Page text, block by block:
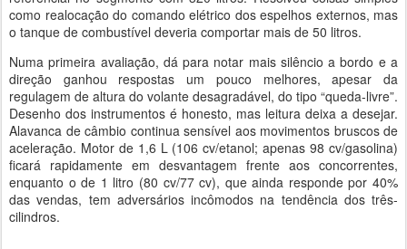
como realocação do comando elétrico dos espelhos externos, mas
o tanque de combustível deveria comportar mais de 50 litros.
Numa primeira avaliação, dá para notar mais silêncio a bordo e a
direção ganhou respostas um pouco melhores, apesar da
regulagem de altura do volante desagradável, do tipo “queda-livre”.
Desenho dos instrumentos é honesto, mas leitura deixa a desejar.
Alavanca de câmbio continua sensível aos movimentos bruscos de
aceleração. Motor de 1,6 L (106 cv/etanol; apenas 98 cv/gasolina)
ficará rapidamente em desvantagem frente aos concorrentes,
enquanto o de 1 litro (80 cv/77 cv), que ainda responde por 40%
das vendas, tem adversários incômodos na tendência dos três-
cilindros.